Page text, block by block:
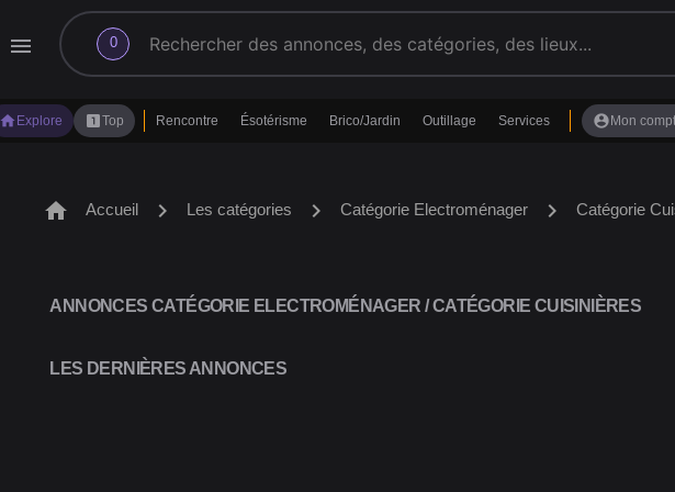
menu 0
search
home Explore looks_oneTop Rencontre Ésotérisme Brico/Jardin Outillage Services account_circle Mon
home Accueil chevron_right Les catégories chevron_right Catégorie Electroménager chevron_right Catégorie
ANNONCES CATÉGORIE ELECTROMÉNAGER / CATÉGORIE CUISINIÈRES
LES DERNIÈRES ANNONCES